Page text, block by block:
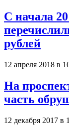
С начала
рублей
12 апреля 2018 в
На
часть
12 декабря 2017 в